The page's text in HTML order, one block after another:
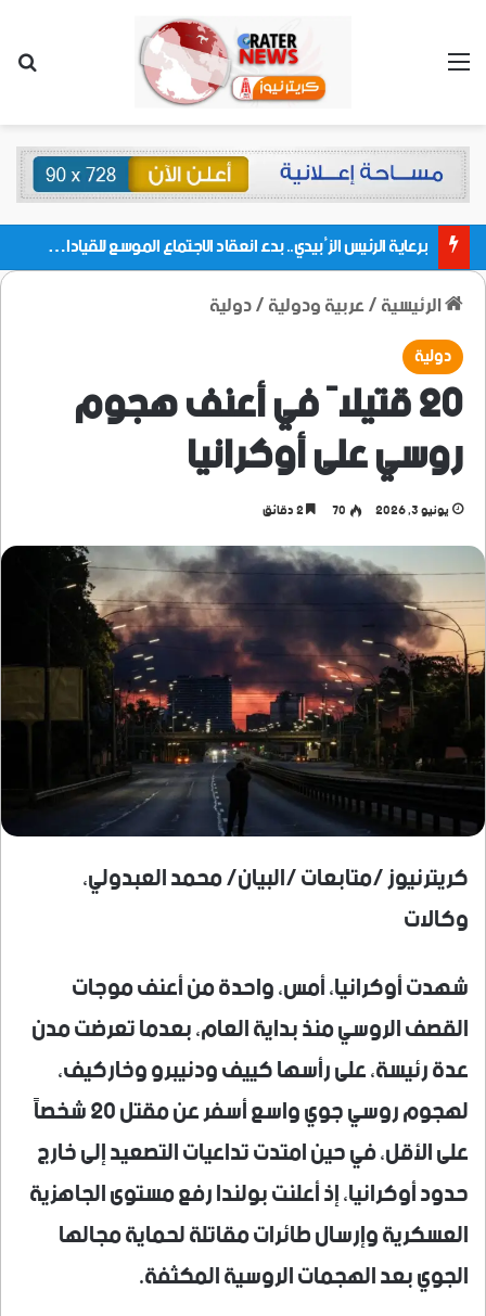
القائمة
برعاية الرئيس الزُبيدي.. بدء انعقاد الاجتماع الموسع للقيادات المحلية بالعاصمة ولمديريات وكتل مجلس العموم ومنسقيات الجامعة بالعاصمة عدن
الرئيسية/عربية ودولية/دولية
دولية
20 قتيلاً في أعنف هجوم
روسي على أوكرانيا
يونيو 3, 2026 70
كريترنيوز /متابعات /البيان/ محمد العبدولي،
وكالات
شهدت أوكرانيا، أمس، واحدة من أعنف موجات
القصف الروسي منذ بداية العام، بعدما تعرضت مدن
عدة رئيسة، على رأسها كييف ودنيبرو وخاركيف،
لهجوم روسي جوي واسع أسفر عن مقتل 20 شخصاً
على الأقل، في حين امتدت تداعيات التصعيد إلى خارج
حدود أوكرانيا، إذ أعلنت بولندا رفع مستوى الجاهزية
العسكرية وإرسال طائرات مقاتلة لحماية مجالها
الجوي بعد الهجمات الروسية المكثفة.